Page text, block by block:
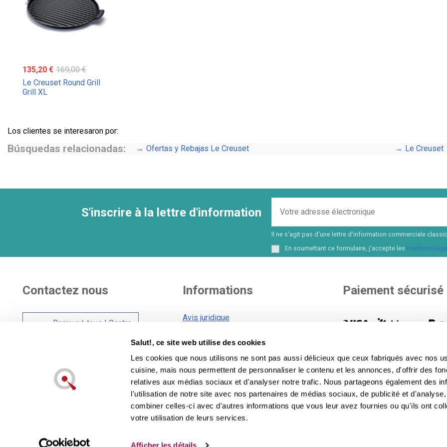
Salut!, ce site web utilise des cookies
Les cookies que nous utilisons ne sont pas aussi délicieux que ceux fabriqués avec nos
cuisine, mais nous permettent de personnaliser le contenu et les annonces, d'offrir des
relatives aux médias sociaux et d'analyser notre trafic. Nous partageons également des
l'utilisation de notre site avec nos partenaires de médias sociaux, de publicité et
combiner celles-ci avec d'autres informations que vous leur avez fournies ou qu'ils ont
votre utilisation de leurs services.
Afficher les détails
135,20 € 169,00 €
Le Creuset Round Grill
Grill XL
Los clientes se interesaron por:
Búsquedas relacionadas: Ofertas y Rebajas Le Creuset Le Creuset
S'inscrire à la lettre d'information
Il ne s'agit pas d'une lettre d'information commerciale
En soumettant ce formulaire, j'accepte les mentions
Contactez nous
Bonjour à tous ! Centre
Également dans les réseaux sociaux:
Informations
Avis juridique
Conditions générales
Politique en matière de cookies
Politique de confidentialité
Paiement sécurisé
paiement. Plus de 8 options
et financer votre achat.Voir
modes de paiement.